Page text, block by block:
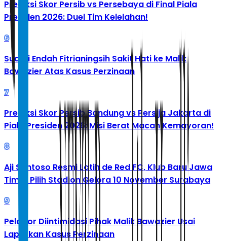
Prediksi Skor Persib vs Persebaya di Final Piala
Presiden 2026: Duel Tim Kelelahan!
6
Suami Endah Fitrianingsih Sakit Hati ke Malik
Bawazier Atas Kasus Perzinaan
7
Prediksi Skor Persib Bandung vs Persija Jakarta di
Piala Presiden 2026: Misi Berat Macan Kemayoran!
8
Aji Santoso Resmi Latih de Red FC, Klub Baru Jawa
Timur Pilih Stadion Gelora 10 November Surabaya
9
Pelapor Diintimidasi Pihak Malik Bawazier Usai
Laporkan Kasus Perzinaan